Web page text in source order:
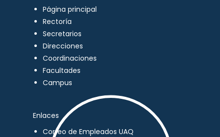
Página principal
Rectoría
Secretarios
Direcciones
Coordinaciones
Facultades
Campus
Enlaces
Correo de Empleados UAQ